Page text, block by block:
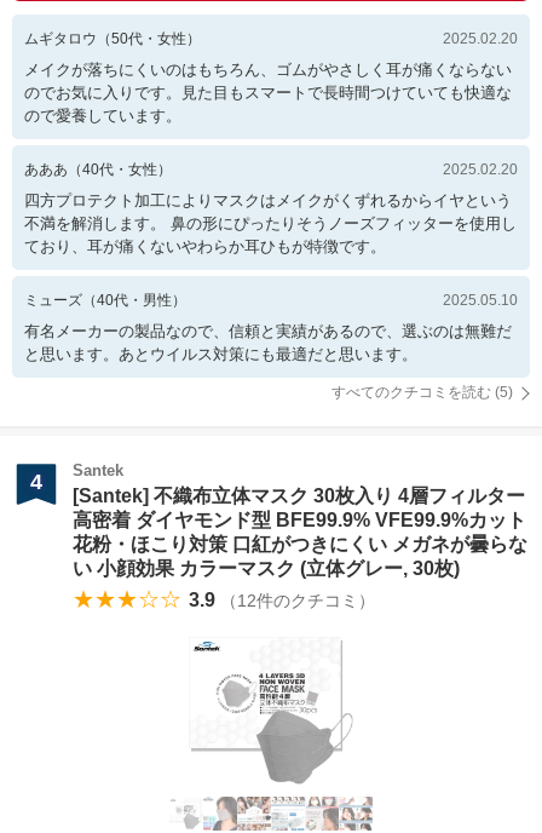
ムギタロウ （50代・ 女性 ） 2025.02.20
メイクが落ちにくいのはもちろん、ゴムがやさしく耳が痛くならない
のでお気に入りです。見た目もスマートで長時間つけていても快適な
ので愛養しています。
あああ （40代・ 女性 ） 2025.02.20
四方プロテクト加工によりマスクはメイクがくずれるからイヤという
不満を解消します。 鼻の形にぴったりそうノーズフィッターを使用し
ており、耳が痛くないやわらか耳ひもが特徴です。
ミューズ （40代・ 男性 ） 2025.05.10
有名メーカーの製品なので、信頼と実績があるので、選ぶのは無難だ
と思います。あとウイルス対策にも最適だと思います。
すべてのクチコミを読む (5)
4 Santek
[Santek] 不織布立体マスク 30枚入り 4層フィルター
高密着 ダイヤモンド型 BFE99.9% VFE99.9%カット
花粉・ほこり対策 口紅がつきにくい メガネが曇らな
い 小顔効果 カラーマスク (立体グレー, 30枚)
★★★☆☆ 3.9 （12件のクチコミ）